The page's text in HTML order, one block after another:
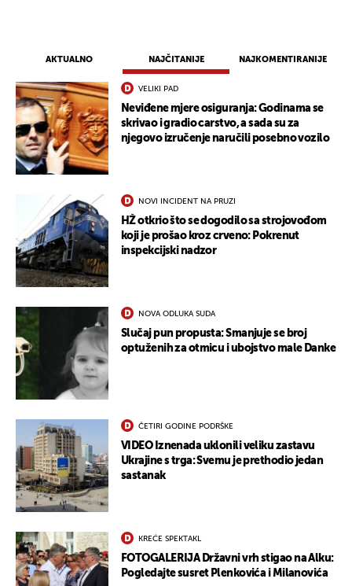
AKTUALNO NAJČITANIJE NAJKOMENTIRANIJE
VELIKI PAD
Neviđene mjere osiguranja: Godinama se
skrivao i gradio carstvo, a sada su za
njegovo izručenje naručili posebno vozilo
NOVI INCIDENT NA PRUZI
HŽ otkrio što se dogodilo sa strojovođom
koji je prošao kroz crveno: Pokrenut
inspekcijski nadzor
NOVA ODLUKA SUDA
Slučaj pun propusta: Smanjuje se broj
optuženih za otmicu i ubojstvo male Danke
ČETIRI GODINE PODRŠKE
VIDEO Iznenada uklonili veliku zastavu
Ukrajine s trga: Svemu je prethodio jedan
sastanak
KREĆE SPEKTAKL
FOTOGALERIJA Državni vrh stigao na Alku:
Pogledajte susret Plenkovića i Milanovića